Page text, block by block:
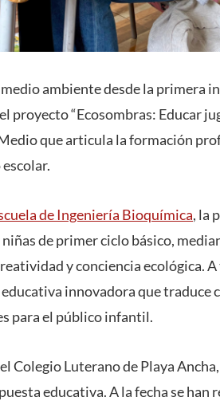
ambiente desde la primera
proyecto “Ecosombras: Educar
que articula la formación
de Ingeniería Bioquímica, la
de primer ciclo básico,
y conciencia ecológica.
innovadora que traduce
para el público infantil.
Colegio Luterano de Playa
educativa. A la fecha se han